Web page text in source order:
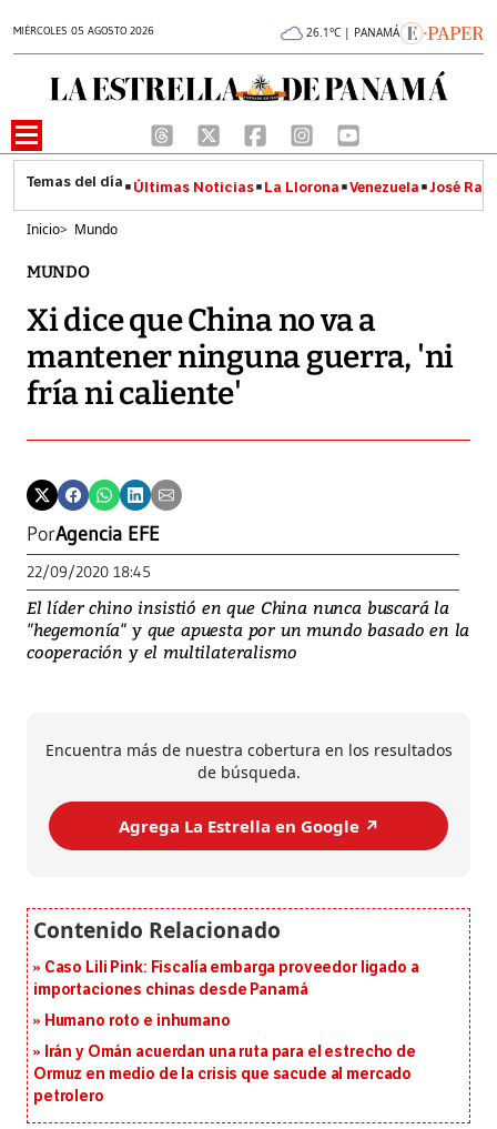
MIÉRCOLES 05 AGOSTO 2026 26.1°C | PANAMÁ
Últimas Noticias La Llorona Venezuela José
Inicio> Mundo
MUNDO
Xi dice que China no va a
mantener ninguna guerra, 'ni
fría ni caliente'
PorAgencia EFE
22/09/2020 18:45
El líder chino insistió en que China nunca buscará la
"hegemonía" y que apuesta por un mundo basado en la
cooperación y el multilateralismo
Encuentra más de nuestra cobertura en los resultados
de búsqueda.
Agrega La Estrella en Google ↗️
Caso Lili Pink: Fiscalía embarga proveedor ligado a
importaciones chinas desde Panamá
Humano roto e inhumano
Irán y Omán acuerdan una ruta para el estrecho de
Ormuz en medio de la crisis que sacude al mercado
petrolero